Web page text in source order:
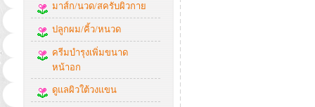
มาส์ก/นวด/สครับผิวกาย
ปลูกผม/คิ้ว/หนวด
ครีมบำรุงเพิ่มขนาด
หน้าอก
ดูแลผิวใต้วงแขน